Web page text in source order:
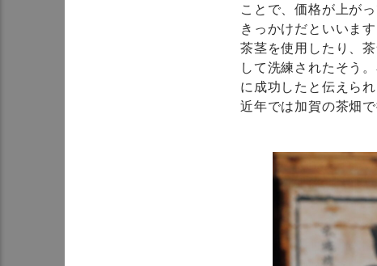
ことで、価格が上が
きっかけだといいま
茶茎を使用したり、
して洗練されたそう
に成功したと伝えら
近年では加賀の茶畑